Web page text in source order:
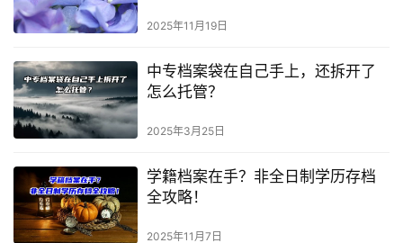
2025年11月19日
中专档案袋在自己手上，还拆开了
怎么托管？
2025年3月25日
学籍档案在手？非全日制学历存档
全攻略！
2025年11月7日